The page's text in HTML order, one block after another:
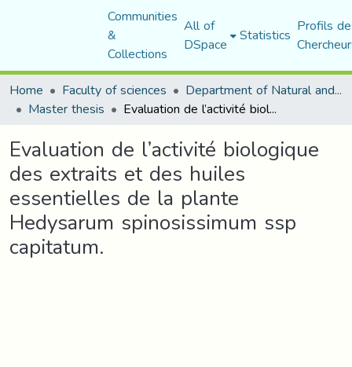
Communities
&
Collections
All of
DSpace Statistics Profils
Home
Faculty of sciences Department of Natural and Life Sciences
Master thesis Evaluation de l’activité biologique des extraits et des huiles essentielles de la plante Hedysarum spinosissimum ssp capitatum.
Evaluation de l’activité biologique
des extraits et des huiles
essentielles de la plante
Hedysarum spinosissimum ssp
capitatum.